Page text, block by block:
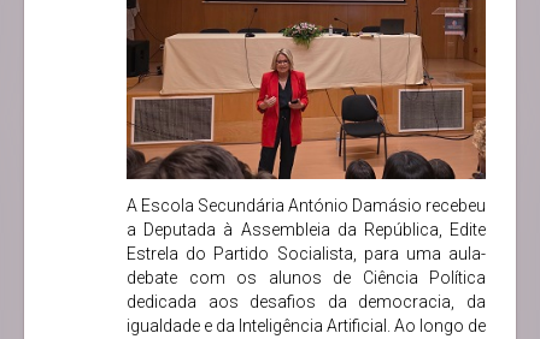
A Escola Secundária António Damásio recebeu
a Deputada à Assembleia da República, Edite
Estrela do Partido Socialista, para uma aula-
debate com os alunos de Ciência Política
dedicada aos desafios da democracia, da
igualdade e da Inteligência Artificial. Ao longo de